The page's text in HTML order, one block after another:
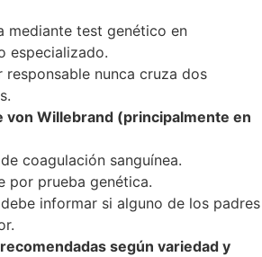
mediante test genético en
especializado.
responsable nunca cruza dos
von Willebrand (principalmente en
coagulación sanguínea.
por prueba genética.
informar si alguno de los padres
según variedad y